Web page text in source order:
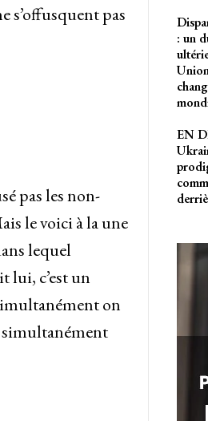
s’offusquent pas
pas les non-
le voici à la une
lequel
lui, c’est un
on
simultanément
: un
EN